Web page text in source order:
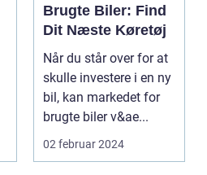
Brugte Biler: Find
Dit Næste Køretøj
Når du står over for at
skulle investere i en ny
bil, kan markedet for
brugte biler v&ae...
02 februar 2024